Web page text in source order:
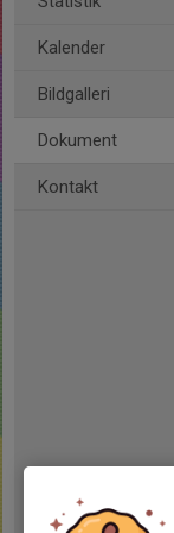
Kalender
Bildgalleri
Dokument
Kontakt